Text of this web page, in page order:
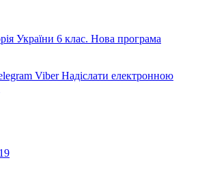
України 6 клас. Нова програма
Viber Надіслати електронною